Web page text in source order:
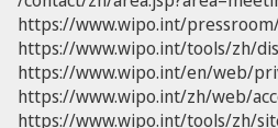
https://www.wipo.int/
https://www.wipo.int/tools/zh/
https://www.wipo.int/en/web/
https://www.wipo.int/zh/web/
https://www.wipo.int/tools/zh/